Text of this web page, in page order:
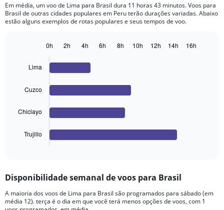
Em média, um voo de Lima para Brasil dura 11 horas 43 minutos. Voos para
Brasil de outras cidades populares em Peru terão durações variadas. Abaixo
estão alguns exemplos de rotas populares e seus tempos de voo.
chart
Range:
categories.
Lima
Cuzco
Chiclayo
Trujillo
0h 2h 4h 6h 8h 10h 12h 14h 16h
Disponibilidade semanal de voos para Brasil
A maioria dos voos de Lima para Brasil são programados para sábado (em
média 12). terça é o dia em que você terá menos opções de voos, com 1